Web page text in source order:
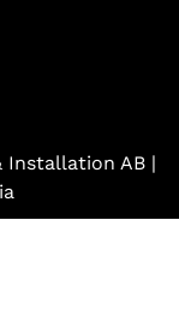
Installation AB |